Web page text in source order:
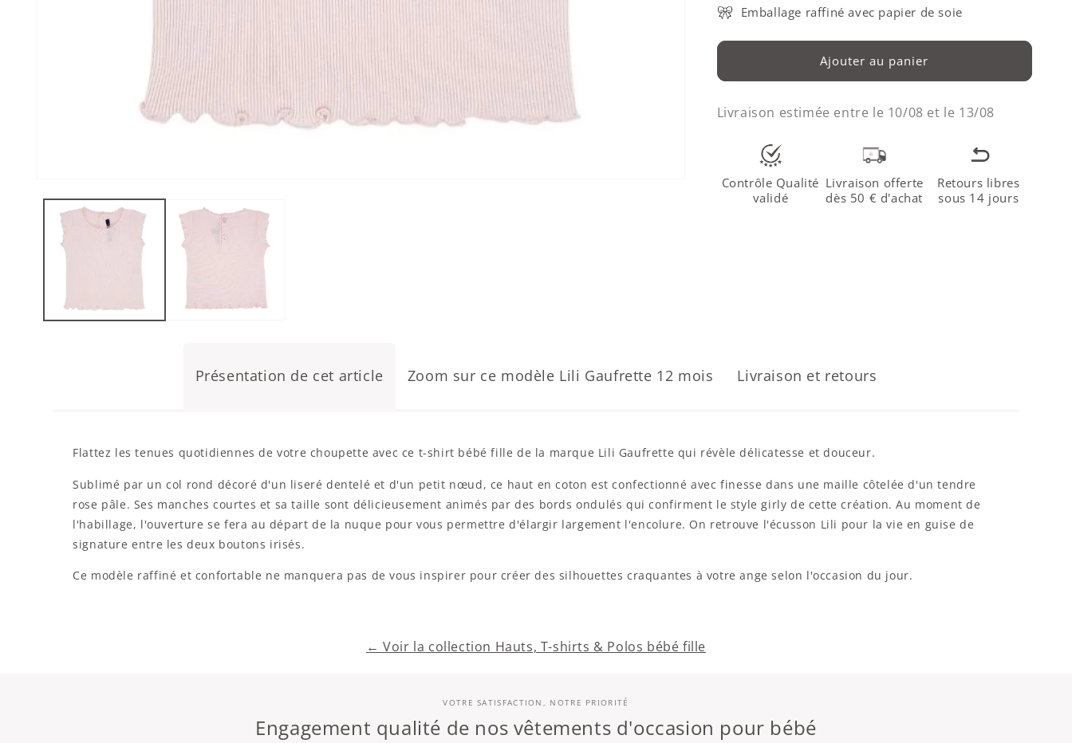
Emballage raffiné avec papier de soie
Ajouter au panier
Livraison estimée entre le 10/08 et le 13/08
Contrôle Qualité
validé
Livraison offerte
dès 50 € d'achat
Retours libres
sous 14 jours
Présentation de cet article Zoom sur ce modèle Lili Gaufrette 12 mois Livraison et retours
Flattez les tenues quotidiennes de votre choupette avec ce t-shirt bébé fille de la marque Lili Gaufrette qui révèle délicatesse et douceur.
Sublimé par un col rond décoré d'un liseré dentelé et d'un petit nœud, ce haut en coton est confectionné avec finesse dans une maille côtelée d'un tendre
rose pâle. Ses manches courtes et sa taille sont délicieusement animés par des bords ondulés qui confirment le style girly de cette création. Au moment de
l'habillage, l'ouverture se fera au départ de la nuque pour vous permettre d'élargir largement l'encolure. On retrouve l'écusson Lili pour la vie en guise de
signature entre les deux boutons irisés.
Ce modèle raffiné et confortable ne manquera pas de vous inspirer pour créer des silhouettes craquantes à votre ange selon l'occasion du jour.
← Voir la collection Hauts, T-shirts & Polos bébé fille
VOTRE SATISFACTION, NOTRE PRIORITÉ
Engagement qualité de nos vêtements d'occasion pour bébé